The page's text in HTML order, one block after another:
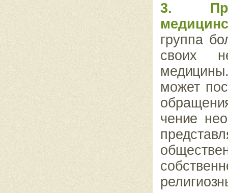
3.
группа
своих
может
чение
пред­